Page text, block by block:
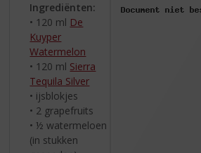
Ingrediënten:
• 120 ml De
Kuyper
Watermelon
• 120 ml Sierra
Tequila Silver
• ijsblokjes
• 2 grapefruits
• ½ watermeloen
(in stukken